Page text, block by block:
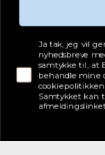
Tjekboks samtykke
Ja tak, jeg vil
nyhedsbreve
samtykke til, at
behandle mine
Samtykket kan